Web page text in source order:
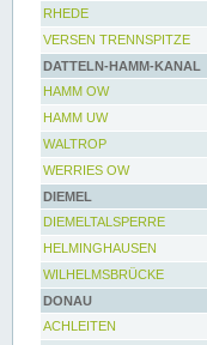
RHEDE
VERSEN TRENNSPITZE
DATTELN-HAMM-KANAL
HAMM OW
HAMM UW
WALTROP
WERRIES OW
DIEMEL
DIEMELTALSPERRE
HELMINGHAUSEN
WILHELMSBRÜCKE
DONAU
ACHLEITEN